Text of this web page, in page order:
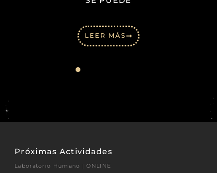
LEER MÁS
Próximas Actividades
Laboratorio Humano | ONLINE